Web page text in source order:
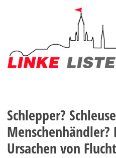
Schlepper?
Ursachen von